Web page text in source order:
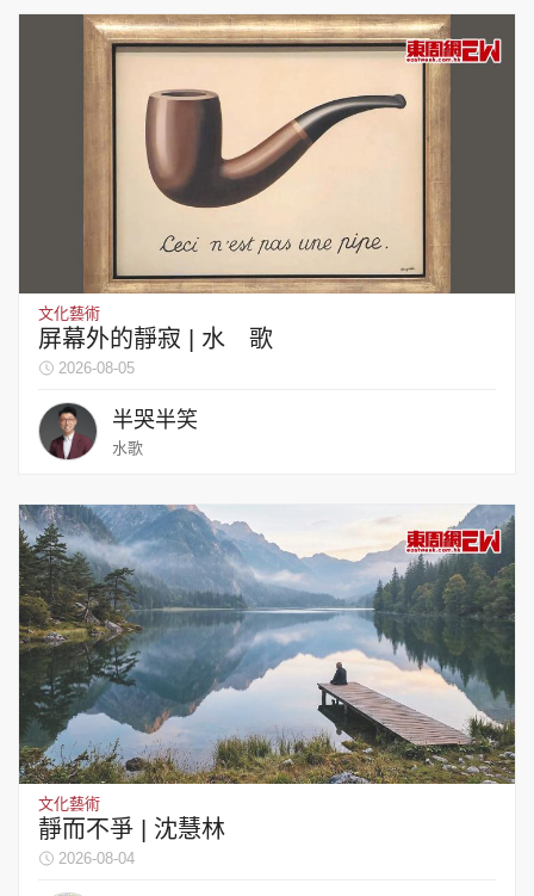
文化藝術
屏幕外的靜寂 | 水 歌
2026-08-05
半哭半笑
水歌
文化藝術
靜而不爭 | 沈慧林
2026-08-04